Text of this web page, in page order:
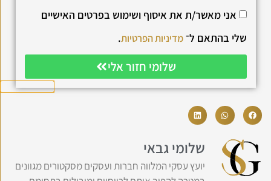
אני מאשר/ת את איסוף ושימוש בפרטים האישיים
שלי בהתאם ל־מדיניות הפרטיות.
שלומי חזור אלי
שלומי גבאי
יועץ עסקי המלווה חברות ועסקים מסקטורים מגוונים